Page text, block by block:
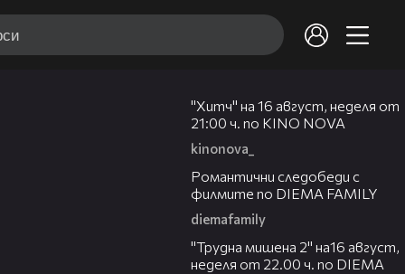
"Хитч" на 16 август, неделя от
21:00 ч. по KINO NOVA
kinonova_
Романтични следобеди с
филмите по DIEMA FAMILY
diemafamily
"Трудна мишена 2" на16 август,
неделя от 22.00 ч. по DIEMA